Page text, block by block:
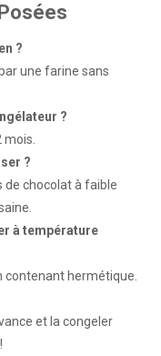
?
une farine sans
?
mois.
?
de chocolat à faible
à température
contenant hermétique.
et la congeler